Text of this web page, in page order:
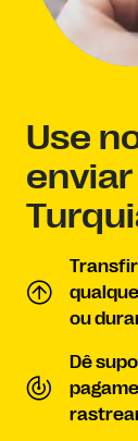
Use
ou
Dê